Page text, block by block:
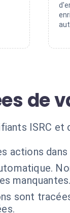
de
ISRC
actions
sont